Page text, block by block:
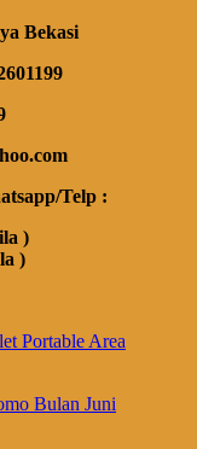
Bekasi
Telp :
)
)
Portable Area
Bulan Juni